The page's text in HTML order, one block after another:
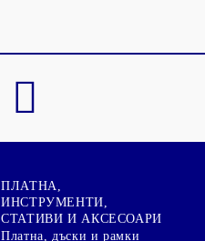
ПЛАТНА,
ИНСТРУМЕНТИ,
СТАТИВИ И АКСЕСОАРИ
Платна, дъски и рамки